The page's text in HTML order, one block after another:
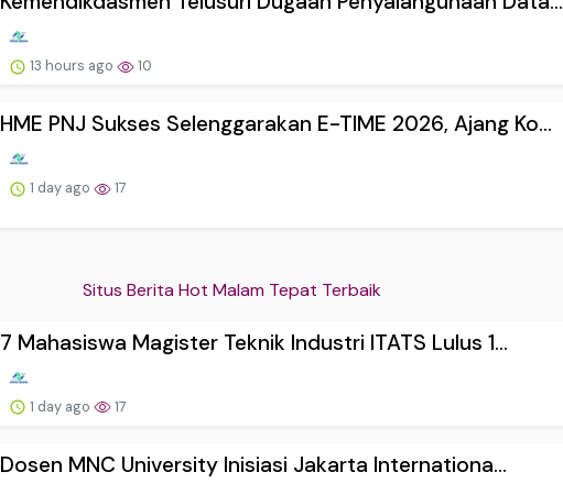
13 hours ago 10
HME PNJ Sukses Selenggarakan E-TIME 2026, Ajang Ko...
1 day ago 17
Situs Berita Hot Malam Tepat Terbaik
7 Mahasiswa Magister Teknik Industri ITATS Lulus 1...
1 day ago 17
Dosen MNC University Inisiasi Jakarta Internationa...